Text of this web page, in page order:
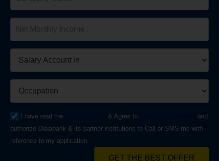
I have read the & Agree to
and
authorize Dialabank & its partner institutions to Call or SMS me with
reference to my application.
GET THE BEST OFFER